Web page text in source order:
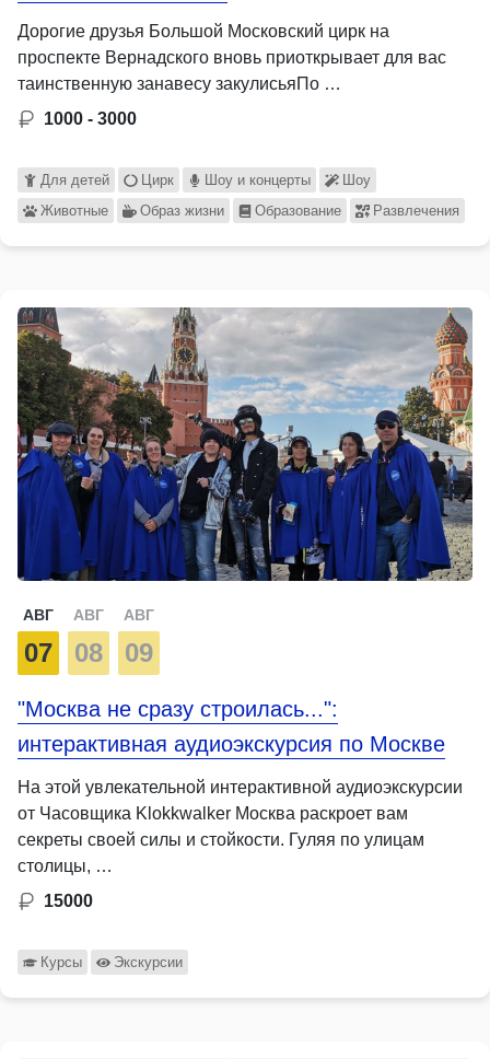
Дорогие друзья Большой Московский цирк на
проспекте Вернадского вновь приоткрывает для вас
таинственную занавесу закулисьяПо …
1000 - 3000
Для детей Цирк Шоу и концерты
Шоу
Животные
Образ жизни Образование Развлечения
АВГ
07
АВГ
08
АВГ
09
"Москва не сразу строилась...":
интерактивная аудиоэкскурсия по Москве
На этой увлекательной интерактивной аудиоэкскурсии
от Часовщика Klokkwalker Москва раскроет вам
секреты своей силы и стойкости. Гуляя по улицам
столицы, …
15000
Курсы Экскурсии